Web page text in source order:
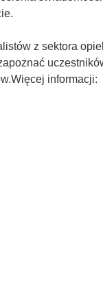
z sektora
informacji: